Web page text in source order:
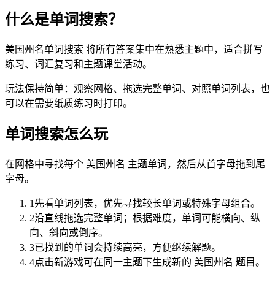
什么是单词搜索？
美国州名单词搜索 将所有答案集中在熟悉主题中，适合拼写
练习、词汇复习和主题课堂活动。
玩法保持简单：观察网格、拖选完整单词、对照单词列表，也
可以在需要纸质练习时打印。
单词搜索怎么玩
在网格中寻找每个 美国州名 主题单词，然后从首字母拖到尾
字母。
1 先看单词列表，优先寻找较长单词或特殊字母组合。
2沿直线拖选完整单词；根据难度，单词可能横向、纵
向、斜向或倒序。
3已找到的单词会持续高亮，方便继续解题。
4点击新游戏可在同一主题下生成新的 美国州名 题目。